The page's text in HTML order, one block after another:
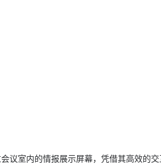
议室内的情报展示屏幕，凭借其高效的